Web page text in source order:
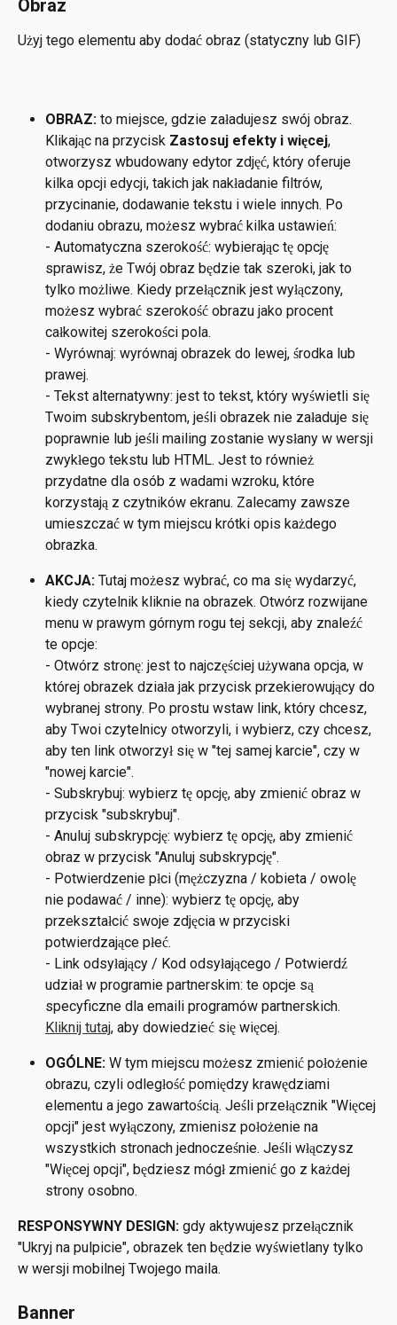
Obraz
Użyj tego elementu aby dodać obraz (statyczny lub GIF)
OBRAZ: to miejsce, gdzie załadujesz swój obraz.
Klikając na przycisk Zastosuj efekty i więcej,
otworzysz wbudowany edytor zdjęć, który oferuje
kilka opcji edycji, takich jak nakładanie filtrów,
przycinanie, dodawanie tekstu i wiele innych. Po
dodaniu obrazu, możesz wybrać kilka ustawień:
- Automatyczna szerokość: wybierając tę opcję
sprawisz, że Twój obraz będzie tak szeroki, jak to
tylko możliwe. Kiedy przełącznik jest wyłączony,
możesz wybrać szerokość obrazu jako procent
całkowitej szerokości pola.
- Wyrównaj: wyrównaj obrazek do lewej, środka lub
prawej.
- Tekst alternatywny: jest to tekst, który wyświetli się
Twoim subskrybentom, jeśli obrazek nie załaduje się
poprawnie lub jeśli mailing zostanie wysłany w wersji
zwykłego tekstu lub HTML. Jest to również
przydatne dla osób z wadami wzroku, które
korzystają z czytników ekranu. Zalecamy zawsze
umieszczać w tym miejscu krótki opis każdego
obrazka.
AKCJA: Tutaj możesz wybrać, co ma się wydarzyć,
kiedy czytelnik kliknie na obrazek. Otwórz rozwijane
menu w prawym górnym rogu tej sekcji, aby znaleźć
te opcje:
- Otwórz stronę: jest to najczęściej używana opcja, w
której obrazek działa jak przycisk przekierowujący do
wybranej strony. Po prostu wstaw link, który chcesz,
aby Twoi czytelnicy otworzyli, i wybierz, czy chcesz,
aby ten link otworzył się w "tej samej karcie", czy w
"nowej karcie".
- Subskrybuj: wybierz tę opcję, aby zmienić obraz w
przycisk "subskrybuj".
- Anuluj subskrypcję: wybierz tę opcję, aby zmienić
obraz w przycisk "Anuluj subskrypcję".
- Potwierdzenie płci (mężczyzna / kobieta / owolę
nie podawać / inne): wybierz tę opcję, aby
przekształcić swoje zdjęcia w przyciski
potwierdzające płeć.
- Link odsyłający / Kod odsyłającego / Potwierdź
udział w programie partnerskim: te opcje są
specyficzne dla emaili programów partnerskich.
Kliknij tutaj, aby dowiedzieć się więcej.
OGÓLNE: W tym miejscu możesz zmienić położenie
obrazu, czyli odległość pomiędzy krawędziami
elementu a jego zawartością. Jeśli przełącznik "Więcej
opcji" jest wyłączony, zmienisz położenie na
wszystkich stronach jednocześnie. Jeśli włączysz
"Więcej opcji", będziesz mógł zmienić go z każdej
strony osobno.
RESPONSYWNY DESIGN: gdy aktywujesz przełącznik
"Ukryj na pulpicie", obrazek ten będzie wyświetlany tylko
w wersji mobilnej Twojego maila.
Banner